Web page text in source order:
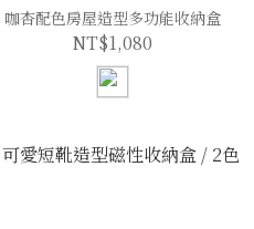
咖杏配色房屋造型多功能收納盒
NT$1,080